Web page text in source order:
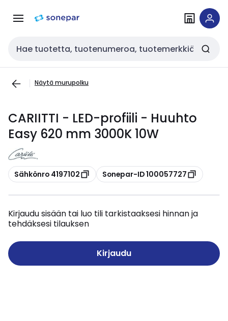
navigointiinsisältöön
Haku
Näytä murupolku
CARIITTI - LED-profiili - Huuhto
Easy 620 mm 3000K 10W
Kopioi
Sähkönro 4197102 Kopioi
Sonepar-ID 100057727
Kirjaudu sisään tai luo tili tarkistaaksesi hinnan ja
tehdäksesi tilauksen
Kirjaudu